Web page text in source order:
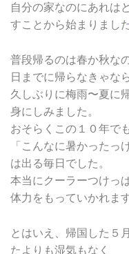
自分の家なのにあれは
すことから始まりまし
普段帰るのは春か秋な
日までに帰らなきゃな
久しぶりに梅雨〜夏に
身にしみました。
おそらくこの１０年で
「こんなに暑かったっ
は出る毎日でした。
本当にクーラーつけっ
体力をもっていかれま
とはいえ、帰国した５
たよりも湿気もなく